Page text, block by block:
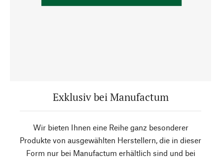
Exklusiv bei Manufactum
Wir bieten Ihnen eine Reihe ganz besonderer
Produkte von ausgewählten Herstellern, die in dieser
Form nur bei Manufactum erhältlich sind und bei